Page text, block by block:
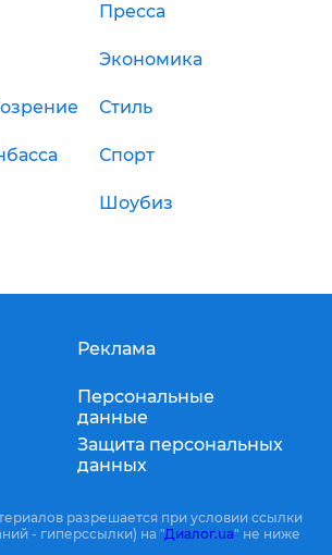
Пресса
Экономика
Стиль
Спорт
Шоубиз
Реклама
Персональные
данные
Защита персональных
данных
разрешается при условии ссылки
- гиперссылки) на "Диалог.ua" не ниже